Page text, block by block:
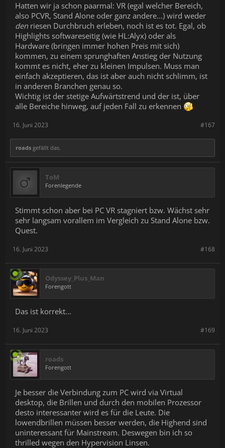
Hatten wir ja schon paarmal: VR (egal welcher Bereich,
also PCVR, Stand Alone oder ganz andere...) wird weder
den riesen Durchbruch erleben, noch ist es tot. Egal, ob
Highlights softwareseitig (wie HL:Alyx) oder als
Hardware (bringen immer hohen Preis mit sich)
kommen, zu einem sprunghaften Anstieg der Nutzung
kommt es nicht, eher zu kleinen Impulsen. Muss man
einfach akzeptieren, das ist aber auch nicht schlimm, ist
in anderen Branchen genau so.
Wichtig ist der stetige Aufwärtstrend und der ist, über
alle Bereiche hinweg, auf jeden Fall zu erkennen
#167
16. Juni 2023
roads gefällt das.
ToM
Forenlegende
Stimmt schon aber bei PC VR stagniert bzw. Wächst sehr
sehr langsam vorallem im Vergleich zu Stand Alone bzw.
Quest.
#168
16. Juni 2023
Odyssey_Plus_Man
Forengott
Das ist korrekt...
#169
16. Juni 2023
roads
Forengott
Je besser die Verbindung zum PC wird via Virtual
desktop, die Brillen und durch den mobilen Prozessor
desto interessanter wird es für die Leute. Die
lowendbrillen müssen besser werden, die Highend sind
uninteressant für Mainstream. Deswegen bin ich so
thrilled wegen den Hypervision Linsen.